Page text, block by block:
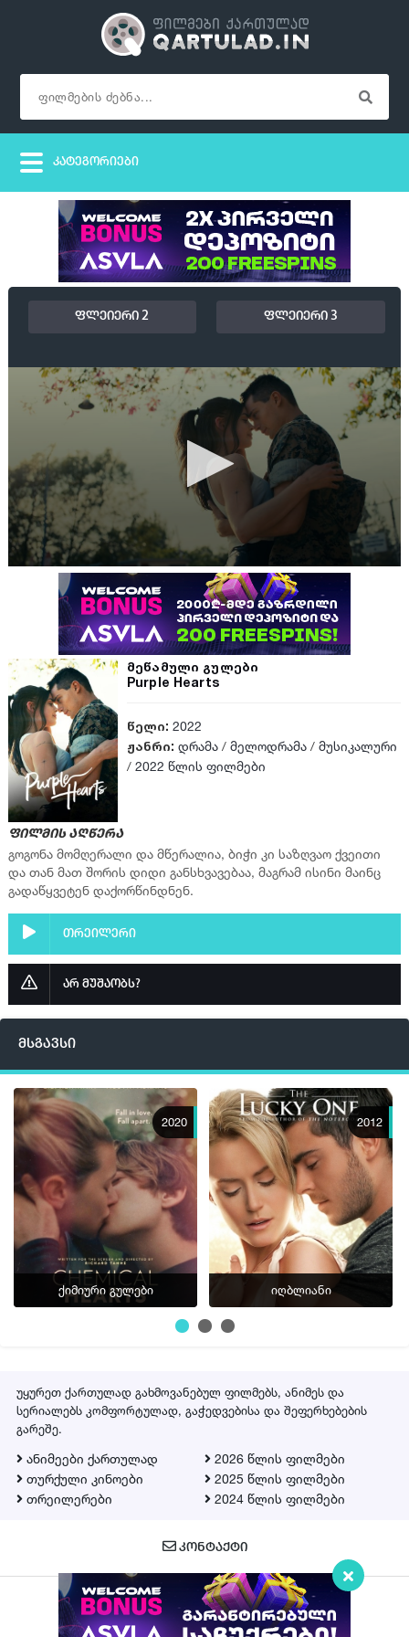
ფლეიერი 2 ფლეიერი 3
მეწამული გულები
Purple Hearts
წელი: 2022
ჟანრი: დრამა / მელოდრამა / მუსიკალური
/ 2022 წლის ფილმები
ფილმის აღწერა
გოგონა მომღერალი და მწერალია, ბიჭი კი საზღვაო ქვეითი
და თან მათ შორის დიდი განსხვავებაა, მაგრამ ისინი მაინც
გადაწყვეტენ დაქორწინდნენ.
თრეილერი
არ მუშაობს?
მსგავსი
2020
ქიმიური გულები
2012
იღბლიანი
უყურეთ ქართულად გახმოვანებულ ფილმებს, ანიმეს და
სერიალებს კომფორტულად, გაჭედვებისა და შეფერხებების
გარეშე.
ანიმეები ქართულად
თურქული კინოები
თრეილერები
2026 წლის ფილმები
2025 წლის ფილმები
2024 წლის ფილმები
ᲙᲝᲜᲢᲐᲥᲢᲘ
Qartulad.in © 2026